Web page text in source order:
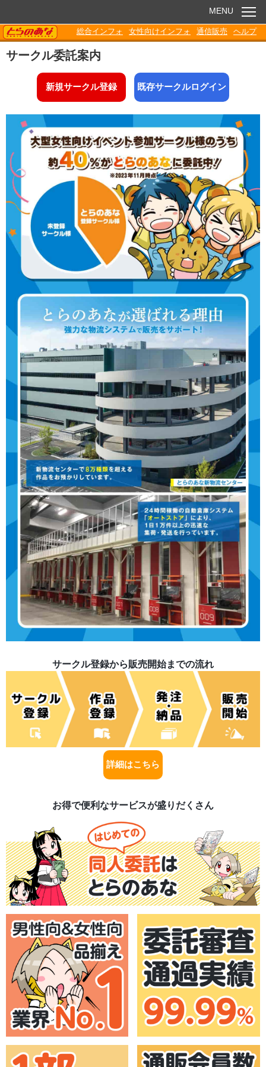
お知らせ
電子書籍
Q&A
各種ダウンロード
MENU
TORANOANA
総合インフォ 女性向けインフォ 通信販売 ヘルプ
サークル委託案内
新規サークル登録 既存サークルログイン
サークル登録から販売開始までの流れ
詳細はこちら
お得で便利なサービスが盛りだくさん